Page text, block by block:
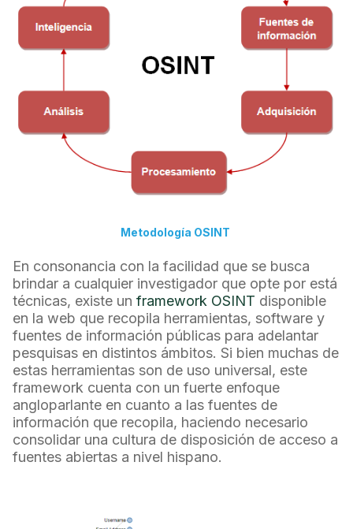
Metodología OSINT
En consonancia con la facilidad que se busca
brindar a cualquier investigador que opte por está
técnicas, existe un framework OSINT disponible
en la web que recopila herramientas, software y
fuentes de información públicas para adelantar
pesquisas en distintos ámbitos. Si bien muchas de
estas herramientas son de uso universal, este
framework cuenta con un fuerte enfoque
angloparlante en cuanto a las fuentes de
información que recopila, haciendo necesario
consolidar una cultura de disposición de acceso a
fuentes abiertas a nivel hispano.